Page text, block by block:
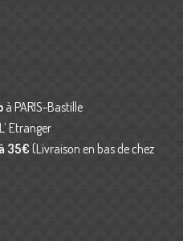
à PARIS-Bastille
Etranger
à 35€ (Livraison en bas de chez